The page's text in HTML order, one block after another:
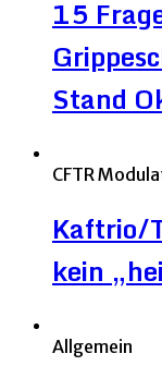
15
Stand
CFTR
Kaftrio/
kein
Allgemein